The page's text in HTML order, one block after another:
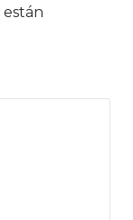
están